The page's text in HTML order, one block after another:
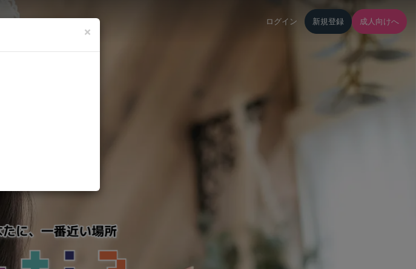
×
ログイン 新規登録 成人向けへ